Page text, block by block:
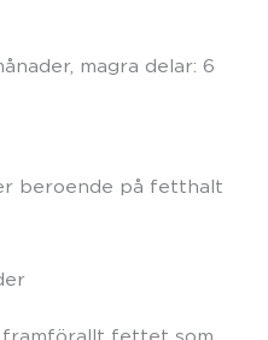
magra delar: 6
beroende på fetthalt
fettet som